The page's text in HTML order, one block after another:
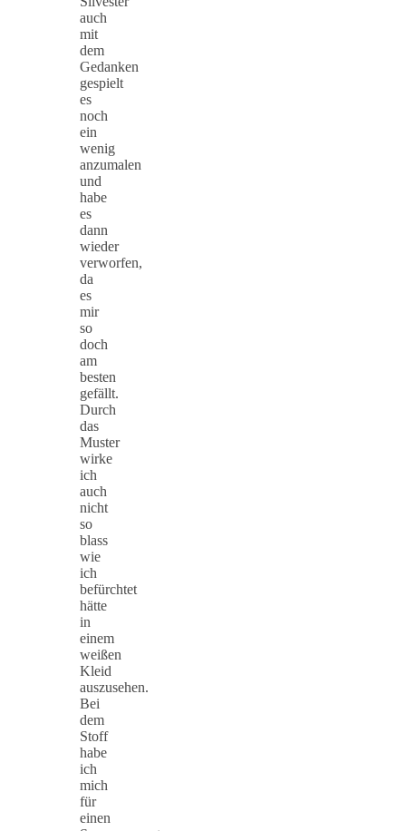
auch
mit
dem
Gedanken
gespielt
es
noch
ein
wenig
anzumalen
und
habe
es
dann
wieder
verworfen,
da
es
mir
so
doch
am
besten
gefällt.
Durch
das
Muster
wirke
ich
auch
nicht
so
blass
wie
ich
befürchtet
hätte
in
einem
weißen
Kleid
auszusehen.
Bei
dem
Stoff
habe
ich
mich
für
einen